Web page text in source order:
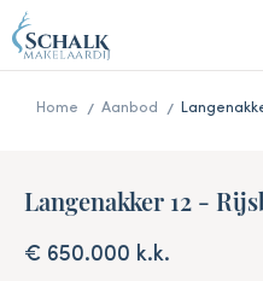
Home Aanbod
Langenakker 12 -
€ 650.000 k.k.